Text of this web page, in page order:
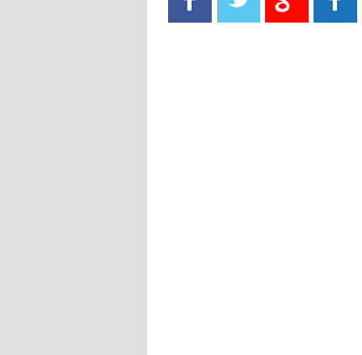
يوفيتش يعرض خدماته على الإنتير